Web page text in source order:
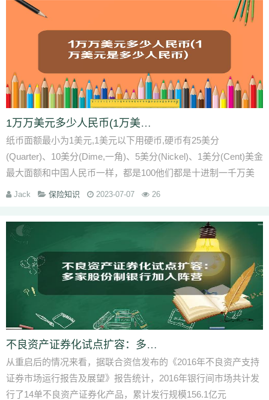
1万万美元多少人民币(1万美元是多少人民币)
纸币面额最小为1美元,1美元以下用硬币,硬币有25美分
(Quarter)、10美分(Dime,一角)、5美分(Nickel)、1美分(Cent)美金
最大面额和中国人民币一样，都是100他们都是十进制一千万美
元等于多少人民币汇率的变化都是有浮...
Jack 保险知识 2023-07-07 26
不良资产证券化试点扩容：多家股份制银行加入阵营
从重启后的情况来看，据联合资信发布的《2016年不良资产支持
证券市场运行报告及展望》报告统计，2016年银行间市场共计发
行了14单不良资产证券化产品，累计发行规模156.1亿元